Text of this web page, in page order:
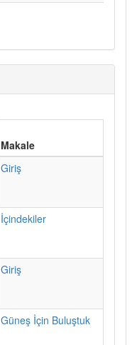
Makale
Giriş
İçindekiler
Giriş
Güneş İçin Buluştuk